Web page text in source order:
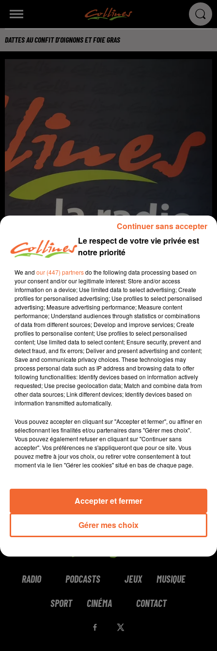
DATTES AU CONFIT D'OIGNONS ET FOIE GRAS
Infos
28 décembre 2024 - 5 min 42 sec
DATTES AU CONFIT D'OIGNONS ET FOIE GRAS
Jacqueline et Hélène
QU'EST CE QU'ON MANGE
Présenté par Jacqueline et Hélène.
0:00 5 min 42 sec
RADIO PODCASTS JEUX MUSIQUE
SPORT CINÉMA CONTACT
Le respect de votre vie privée est
notre priorité
We and our (447) partnersdo the following data processing based on
your consent and/or our legitimate interest: Store and/or access
information on a device; Use limited data to select advertising; Create
profiles for personalised advertising; Use profiles to select personalised
advertising; Measure advertising performance; Measure content
performance; Understand audiences through statistics or combinations
of data from different sources; Develop and improve services; Create
profiles to personalise content; Use profiles to select personalised
content; Use limited data to select content; Ensure security, prevent and
detect fraud, and fix errors; Deliver and present advertising and content;
Save and communicate privacy choices. These technologies may
process personal data such as IP address and browsing data to offer
following functionalities: Identify devices based on information actively
requested; Use precise geolocation data; Match and combine data from
other data sources; Link different devices; Identify devices based on
information transmitted automatically.
Vous pouvez accepter en cliquant sur "Accepter et fermer", ou affiner en
sélectionnant les finalités et/ou partenaires dans "Gérer mes choix".
Vous pouvez également refuser en cliquant sur "Continuer sans
accepter". Vos préférences ne s'appliqueront que pour ce site. Vous
pouvez mettre à jour vos choix, ou retirer votre consentement à tout
moment via le lien "Gérer les cookies" situé en bas de chaque page.
Gérer mes choix
Accepter et fermer
Continuer sans accepter